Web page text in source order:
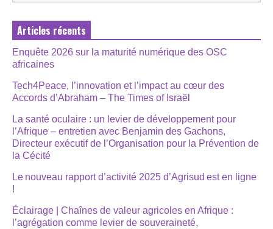
Articles récents
Enquête 2026 sur la maturité numérique des OSC
africaines
Tech4Peace, l’innovation et l’impact au cœur des
Accords d’Abraham – The Times of Israël
La santé oculaire : un levier de développement pour
l’Afrique – entretien avec Benjamin des Gachons,
Directeur exécutif de l’Organisation pour la Prévention de
la Cécité
Le nouveau rapport d’activité 2025 d’Agrisud est en ligne
!
Éclairage | Chaînes de valeur agricoles en Afrique :
l’agrégation comme levier de souveraineté,